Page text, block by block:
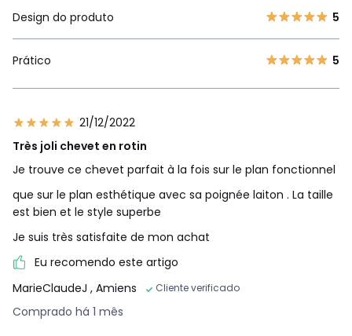
Design do produto 5
Prático 5
21/12/2022
Très joli chevet en rotin
Je trouve ce chevet parfait à la fois sur le plan fonctionnel
que sur le plan esthétique avec sa poignée laiton . La taille
est bien et le style superbe
Je suis très satisfaite de mon achat
Eu recomendo este artigo
MarieClaudeJ , Amiens Cliente verificado
Comprado há 1 mês